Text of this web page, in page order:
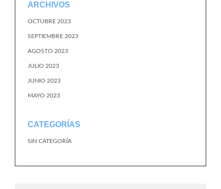
ARCHIVOS
OCTUBRE 2023
SEPTIEMBRE 2023
AGOSTO 2023
JULIO 2023
JUNIO 2023
MAYO 2023
CATEGORÍAS
SIN CATEGORÍA